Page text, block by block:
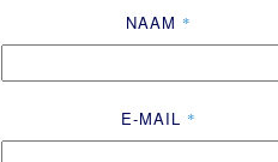
NAAM *
E-MAIL *